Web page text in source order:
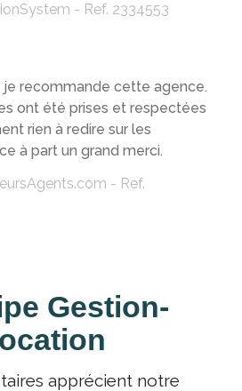
- Ref. 2334553
je recommande cette agence.
ont été prises et respectées
rien à redire sur les
à part un grand merci.
- Ref.
Gestion-
apprécient notre